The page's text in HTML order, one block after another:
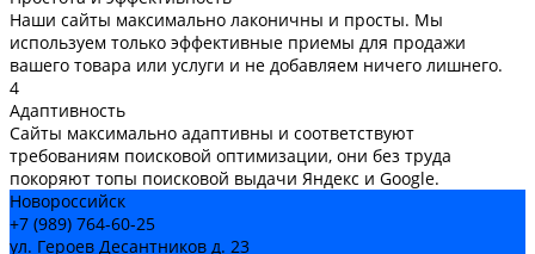
Наши сайты максимально лаконичны и просты. Мы
используем только эффективные приемы для продажи
вашего товара или услуги и не добавляем ничего лишнего.
4
Адаптивность
Сайты максимально адаптивны и соответствуют
требованиям поисковой оптимизации, они без труда
покоряют топы поисковой выдачи Яндекс и Google.
Новороссийск
+7 (989) 764-60-25
ул. Героев Десантников д. 23